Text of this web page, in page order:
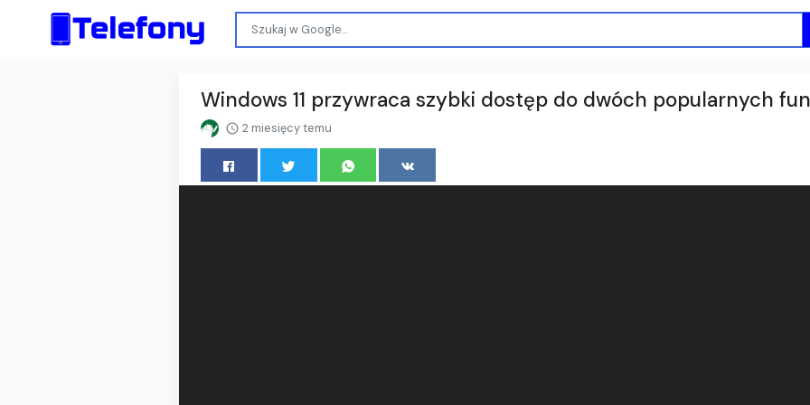
Windows 11 przywraca szybki dostęp do dwóch popularnych
2 miesięcy temu